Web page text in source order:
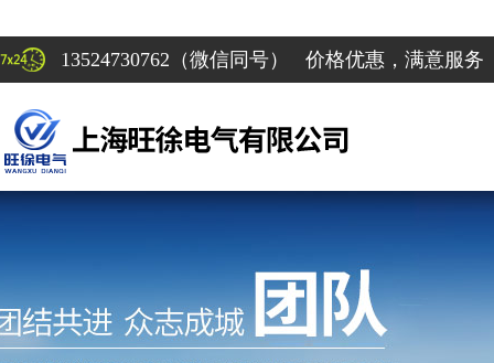
13524730762（微信同号） 价格优惠，满意服务